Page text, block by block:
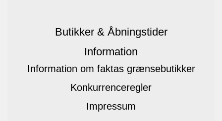
Butikker & Åbningstider
Information
Information om faktas grænsebutikker
Konkurrenceregler
Impressum